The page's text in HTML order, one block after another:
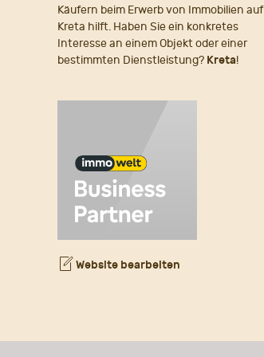
Käufern beim Erwerb von Immobilien auf
Kreta hilft. Haben Sie ein konkretes
Interesse an einem Objekt oder einer
bestimmten Dienstleistung? Kreta!
Website bearbeiten